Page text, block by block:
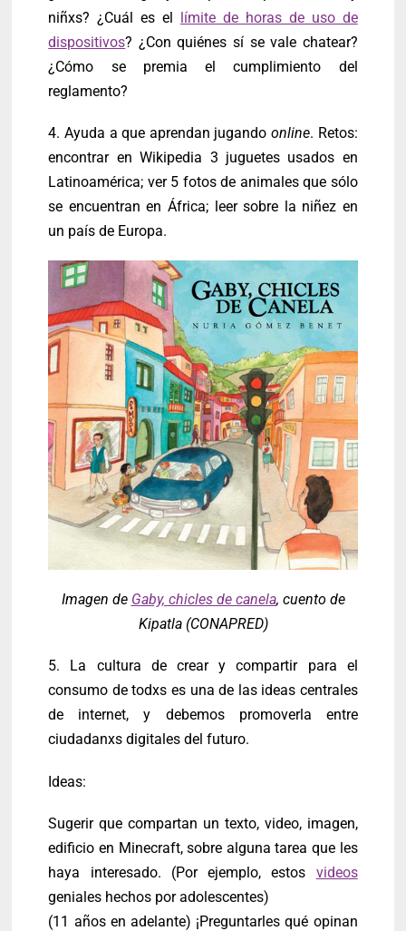
niñxs? ¿Cuál es el límite de horas de uso de
dispositivos? ¿Con quiénes sí se vale chatear?
¿Cómo se premia el cumplimiento del
reglamento?
4. Ayuda a que aprendan jugandoonline. Retos:
encontrar en Wikipedia 3 juguetes usados en
Latinoamérica; ver 5 fotos de animales que sólo
se encuentran en África; leer sobre la niñez en
un país de Europa.
Imagen de Gaby, chicles de canela, cuento de
Kipatla (CONAPRED)
5. La cultura de crear y compartir para el
consumo de todxs es una de las ideas centrales
de internet, y debemos promoverla entre
ciudadanxs digitales del futuro.
Ideas:
Sugerir que compartan un texto, video, imagen,
edificio en Minecraft, sobre alguna tarea que les
haya interesado. (Por ejemplo, estos videos
geniales hechos por adolescentes)
(11 años en adelante) ¡Preguntarles qué opinan